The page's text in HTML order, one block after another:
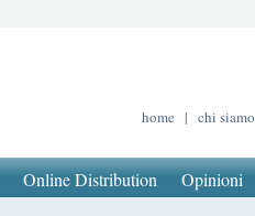
home | chi siamo
Online Distribution Opinioni